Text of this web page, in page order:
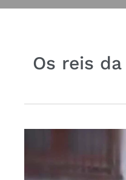
Os reis